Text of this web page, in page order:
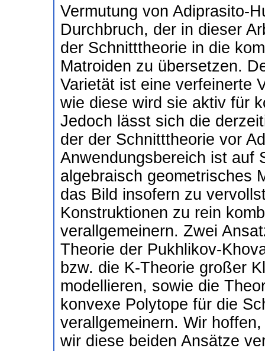
Vermutung von Adiprasito-
Durchbruch, der in dieser
der Schnitttheorie in die
Matroiden zu übersetzen.
Varietät ist eine verfeinerte
wie diese wird sie aktiv für
Jedoch lässt sich die
der der Schnitttheorie vor
Anwendungsbereich ist auf
algebraisch geometrisches
das Bild insofern zu
Konstruktionen zu rein
verallgemeinern. Zwei
Theorie der Pukhlikov-
bzw. die K-Theorie großer
modellieren, sowie die
konvexe Polytope für die
verallgemeinern. Wir
wir diese beiden Ansätze